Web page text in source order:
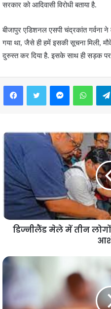
सरकार को आदिवासी विरोधी बताया है.
बीजापुर एडिशनल एसपी चंद्रकांत गर्वना
गया था, जैसे ही हमें इसकी सूचना मिली,
दुरुस्त कर दिया है. इसके साथ ही सड़क
FacebookTwitter Messenger
डिज्नीलैंड मेले में तीन